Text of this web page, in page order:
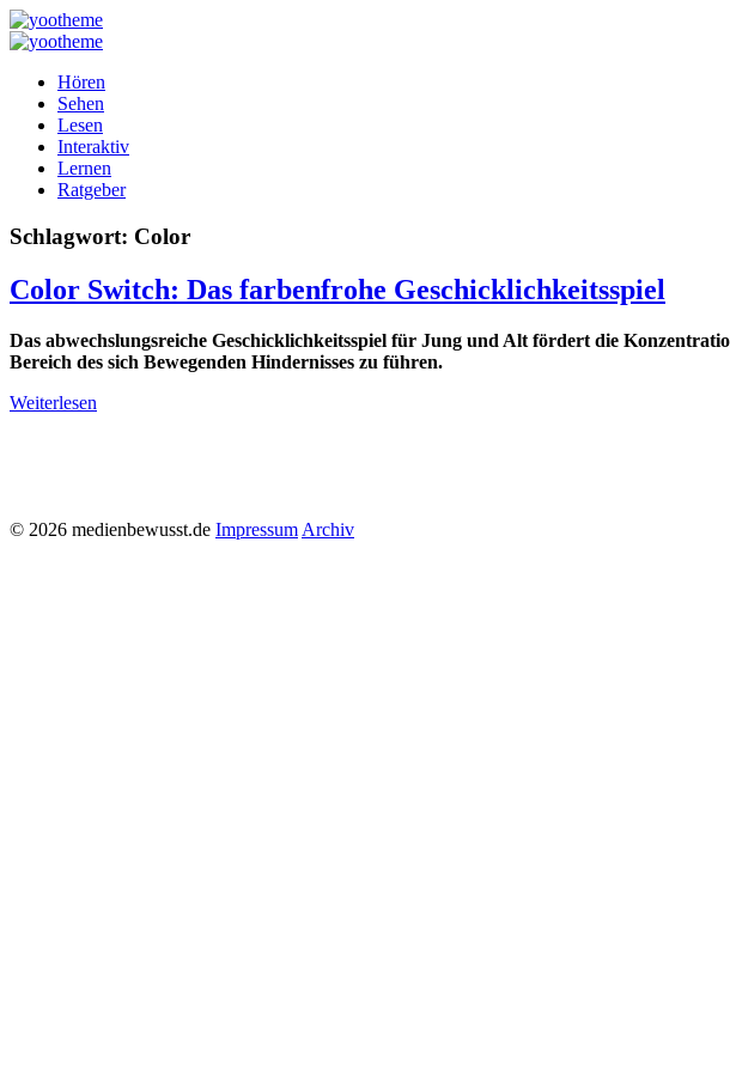
Hören
Sehen
Lesen
Interaktiv
Lernen
Ratgeber
Schlagwort: Color
Color Switch: Das farbenfrohe Geschicklichkeitsspiel
Das abwechslungsreiche Geschicklichkeitsspiel für Jung und Alt fördert die
Bereich des sich Bewegenden Hindernisses zu führen.
Weiterlesen
© 2026 medienbewusst.de Impressum Archiv